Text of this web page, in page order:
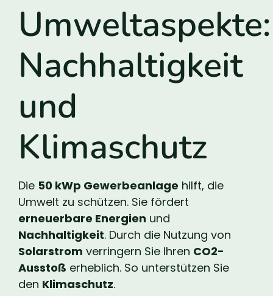
Umweltaspekte:
Nachhaltigkeit
und
Klimaschutz
Die 50 kWp Gewerbeanlage hilft, die
Umwelt zu schützen. Sie fördert
erneuerbare Energien und
Nachhaltigkeit. Durch die Nutzung von
Solarstrom verringern Sie Ihren CO2-
Ausstoß erheblich. So unterstützen Sie
den Klimaschutz.